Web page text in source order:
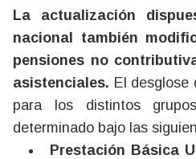
La actualización
nacional también
pensiones no
asistenciales. El desglose
para los distintos
determinado bajo las
Prestación Básica